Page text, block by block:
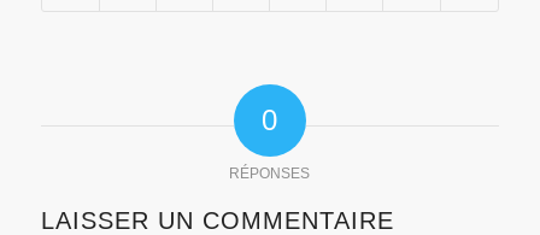
0
RÉPONSES
LAISSER UN COMMENTAIRE